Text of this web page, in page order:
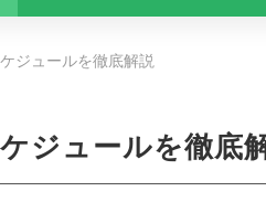
ジュールを徹底解説
ジュールを徹底